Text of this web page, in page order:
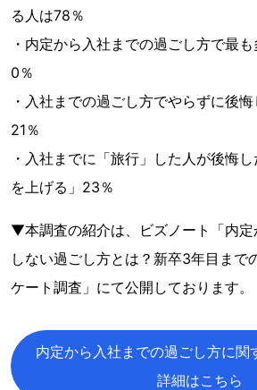
る人は78％
・内定から入社までの過ごし方で最
0％
・入社までの過ごし方でやらずに後悔
21％
・入社までに「旅行」した人が後悔
を上げる」23％
▼本調査の紹介は、ビズノート「内
しない過ごし方とは？新卒3年目まで
ケート調査」にて公開しております。
内定から入社までの過ごし方に関
詳細はこちら